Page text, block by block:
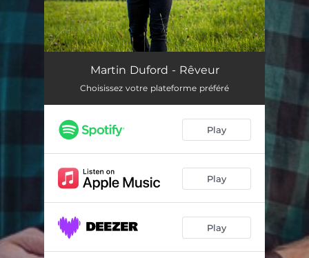
Rêveur
Si tu veux 03:13
Dans mon bateau 03:26
Su'l party 03:58
La paire de bottes 03:55
Ce que j'ai de plus beau
Martin Duford - Rêveur
Choisissez votre plateforme préféré
Play
Play
Play